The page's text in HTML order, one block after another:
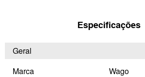
Especificações
Geral
Marca
Wago